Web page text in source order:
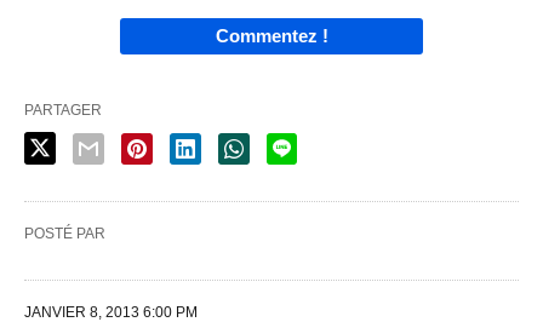
Commentez !
PARTAGER
POSTÉ PAR
JANVIER 8, 2013 6:00 PM